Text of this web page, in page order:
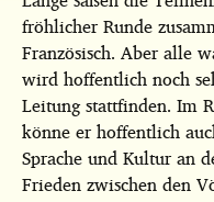
fröhlicher Runde
Französisch. Aber alle
wird hoffentlich noch
Leitung stattfinden. Im
könne er hoffentlich
Sprache und Kultur an
Frieden zwischen den